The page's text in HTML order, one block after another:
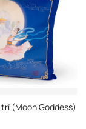
(Moon Goddess)